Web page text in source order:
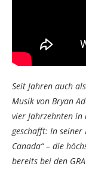
Seit Jahren auch
Musik von Bryan
vier Jahrzehnten
geschafft: In
Canada“ – die
bereits bei den